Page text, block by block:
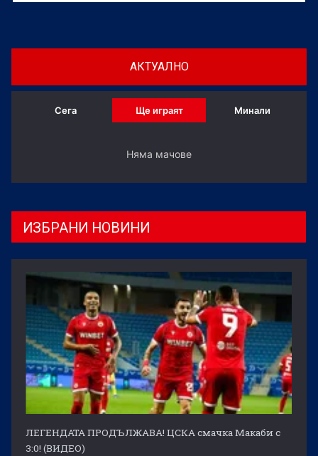
АКТУАЛНО
Сега Ще играят Минали
Няма мачове
ИЗБРАНИ НОВИНИ
ЛЕГЕНДАТА ПРОДЪЛЖАВА! ЦСКА смачка Макаби с
3:0! (ВИДЕО)